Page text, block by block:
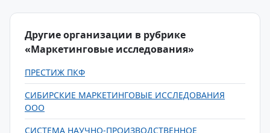
Другие организации в рубрике
«Маркетинговые исследования»
ПРЕСТИЖ ПКФ
СИБИРСКИЕ МАРКЕТИНГОВЫЕ ИССЛЕДОВАНИЯ
ООО
СИСТЕМА НАУЧНО-ПРОИЗВОДСТВЕННОЕ